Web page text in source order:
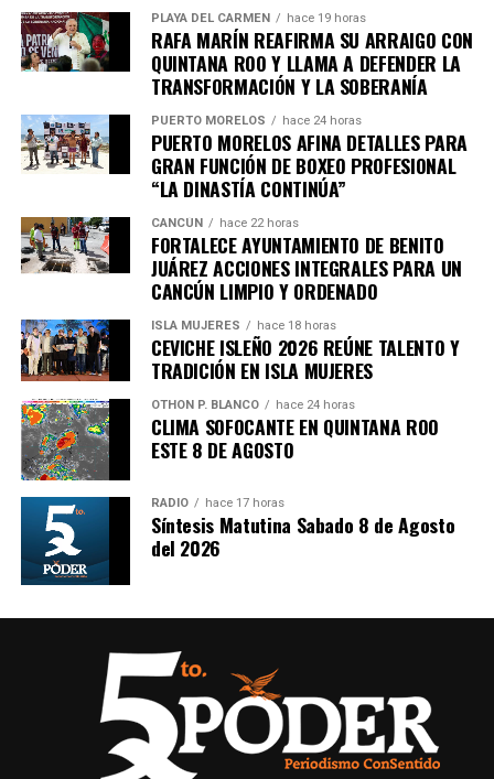
PLAYA DEL CARMEN hace 19 horas
RAFA MARÍN REAFIRMA SU ARRAIGO CON
QUINTANA ROO Y LLAMA A DEFENDER LA
TRANSFORMACIÓN Y LA SOBERANÍA
PUERTO MORELOS hace 24 horas
PUERTO MORELOS AFINA DETALLES PARA
GRAN FUNCIÓN DE BOXEO PROFESIONAL
“LA DINASTÍA CONTINÚA”
CANCÚN hace 22 horas
FORTALECE AYUNTAMIENTO DE BENITO
JUÁREZ ACCIONES INTEGRALES PARA UN
CANCÚN LIMPIO Y ORDENADO
ISLA MUJERES hace 18 horas
CEVICHE ISLEÑO 2026 REÚNE TALENTO Y
TRADICIÓN EN ISLA MUJERES
OTHON P. BLANCO hace 24 horas
CLIMA SOFOCANTE EN QUINTANA ROO
ESTE 8 DE AGOSTO
RADIO hace 17 horas
Síntesis Matutina Sabado 8 de Agosto
del 2026